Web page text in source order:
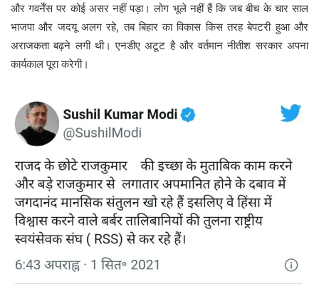
और गवर्नेंस पर कोई असर नहीं पड़ा। लोग भूले नहीं हैं कि जब बीच के चार साल
भाजपा और जदयू अलग रहे, तब बिहार का विकास किस तरह बेपटरी हुआ और
अराजकता बढ़ने लगी थी। एनडीए अटूट है और वर्तमान नीतीश सरकार अपना
कार्यकाल पूरा करेगी।